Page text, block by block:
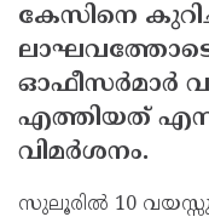
കേസിനെ
ഓഫീസര്‍മാര്‍
എത്തിയത്
വിമര്‍ശനം.
സുലൂരില്‍ 10